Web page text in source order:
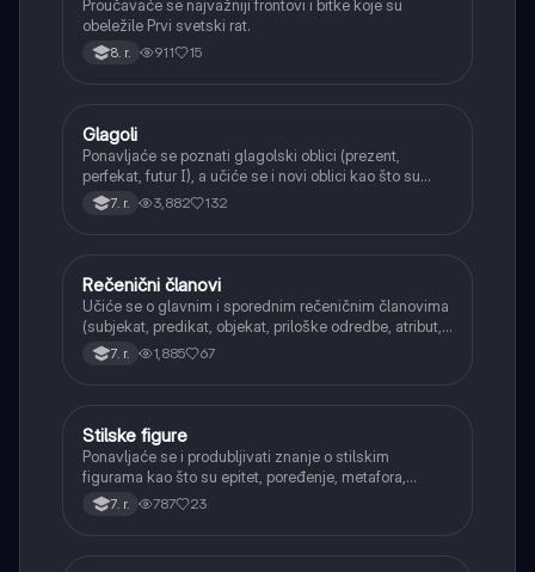
Proučavaće se najvažniji frontovi i bitke koje su
obeležile Prvi svetski rat.
8. r. 911 15
Srpski jezik
Glagoli
Ponavljaće se poznati glagolski oblici (prezent,
perfekat, futur I), a učiće se i novi oblici kao što su
aorist, imperfekat, pluskvamperfekat, futur II, kao i
glagolski prilozi i pridevi.
7. r. 3,882 132
Srpski jezik
Rečenični članovi
Učiće se o glavnim i sporednim rečeničnim članovima
(subjekat, predikat, objekat, priloške odredbe, atribut,
apozicija) i njihovoj funkciji.
7. r. 1,885 67
Srpski jezik
Stilske figure
Ponavljaće se i produbljivati znanje o stilskim
figurama kao što su epitet, poređenje, metafora,
personifikacija, hiperbola, onomatopeja, aliteracija i
asonanca, razumevajući njihovu ulogu u tekstu.
7. r. 787 23